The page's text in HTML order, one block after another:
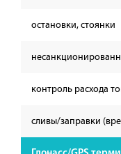
остановки, стоянки
контроль расхода
сливы/заправки